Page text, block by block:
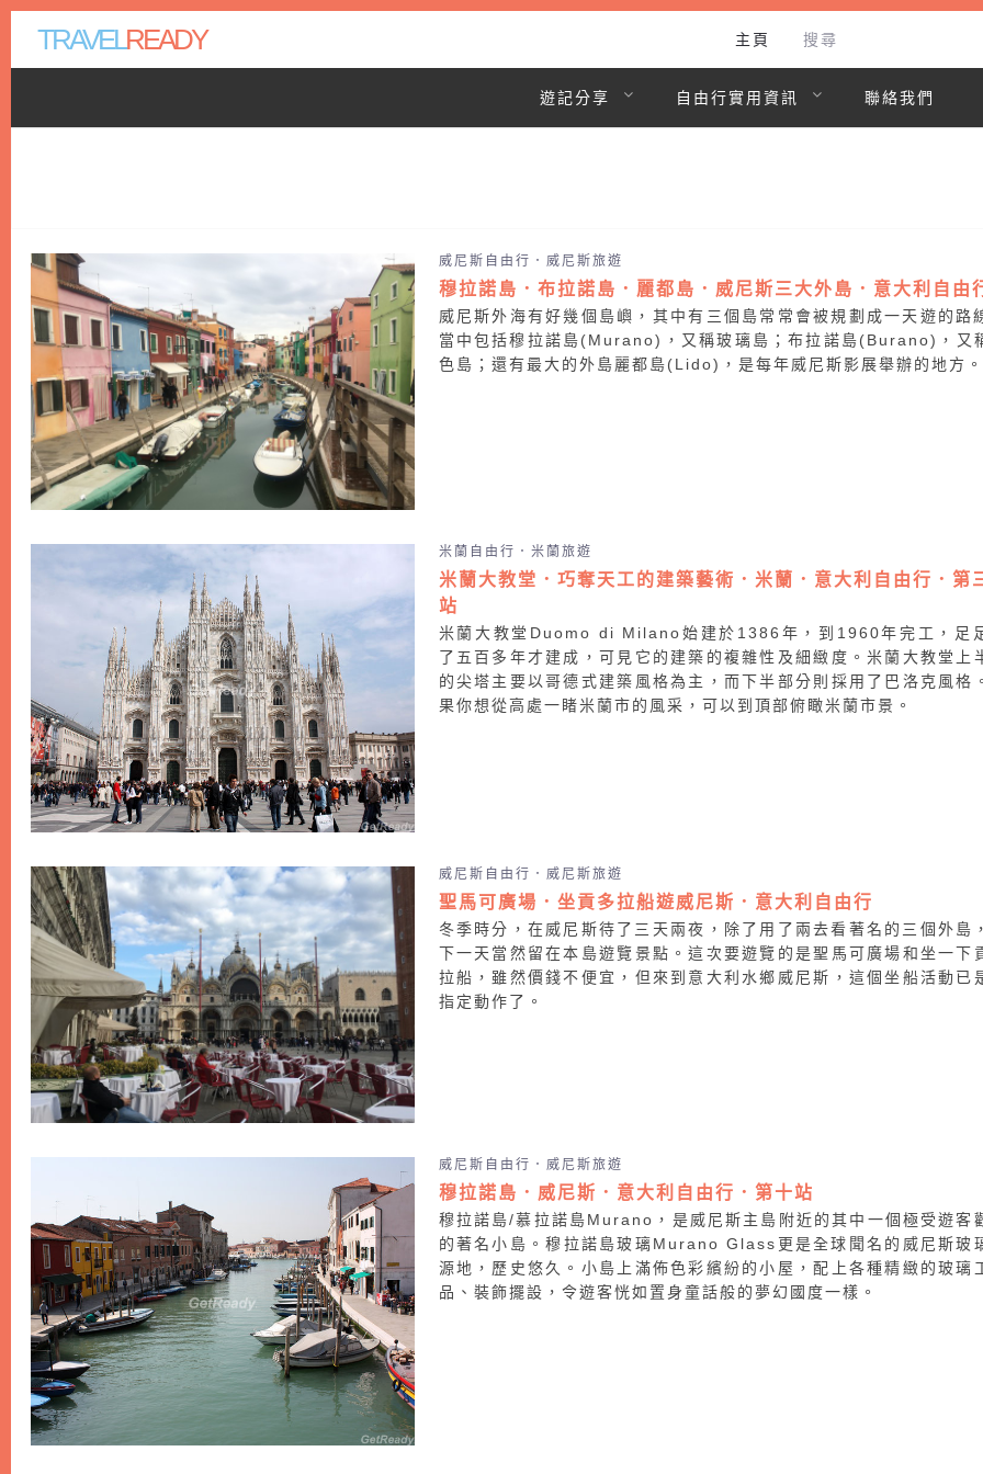
TRAVELREADY 主頁 搜尋
遊記分享 自由行實用資訊 聯絡我們
威尼斯自由行．威尼斯旅遊
穆拉諾島．布拉諾島．麗都島．威尼斯三大外島．意大利自由
威尼斯外海有好幾個島嶼，其中有三個島常常會被規劃成一天遊的路
當中包括穆拉諾島(Murano)，又稱玻璃島；布拉諾島(Burano)，又
色島；還有最大的外島麗都島(Lido)，是每年威尼斯影展舉辦的地方。
米蘭自由行．米蘭旅遊
米蘭大教堂．巧奪天工的建築藝術．米蘭．意大利自由行．第
站
米蘭大教堂Duomo di Milano始建於1386年，到1960年完工，足
了五百多年才建成，可見它的建築的複雜性及細緻度。米蘭大教堂上
的尖塔主要以哥德式建築風格為主，而下半部分則採用了巴洛克風格
果你想從高處一睹米蘭市的風采，可以到頂部俯瞰米蘭市景。
威尼斯自由行．威尼斯旅遊
聖馬可廣場．坐貢多拉船遊威尼斯．意大利自由行
冬季時分，在威尼斯待了三天兩夜，除了用了兩去看著名的三個外島
下一天當然留在本島遊覽景點。這次要遊覽的是聖馬可廣場和坐一下
拉船，雖然價錢不便宜，但來到意大利水鄉威尼斯，這個坐船活動已
指定動作了。
威尼斯自由行．威尼斯旅遊
穆拉諾島．威尼斯．意大利自由行．第十站
穆拉諾島/慕拉諾島Murano，是威尼斯主島附近的其中一個極受遊客
的著名小島。穆拉諾島玻璃Murano Glass更是全球聞名的威尼斯玻
源地，歷史悠久。小島上滿佈色彩繽紛的小屋，配上各種精緻的玻璃
品、裝飾擺設，令遊客恍如置身童話般的夢幻國度一樣。